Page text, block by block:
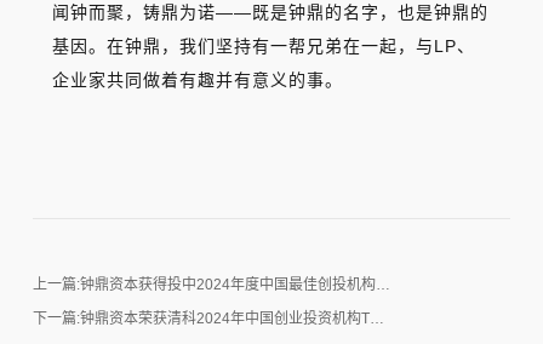
闻钟而聚，铸鼎为诺——既是钟鼎的名字，也是钟鼎的
基因。在钟鼎，我们坚持有一帮兄弟在一起，与LP、
企业家共同做着有趣并有意义的事。
上一篇:钟鼎资本获得投中2024年度中国最佳创投机构…
下一篇:钟鼎资本荣获清科2024年中国创业投资机构T…